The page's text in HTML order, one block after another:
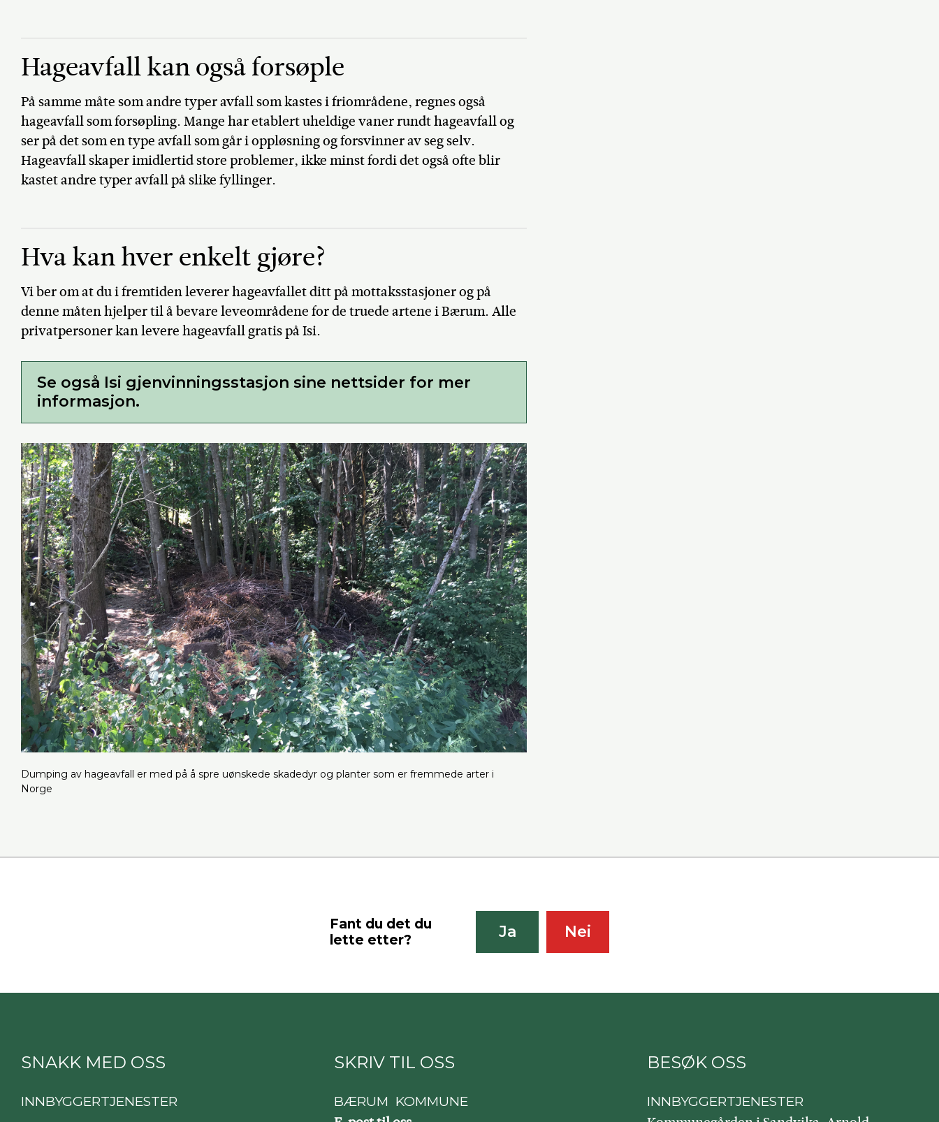
Hageavfall kan også forsøple
På samme måte som andre typer avfall som kastes i friområdene, regnes også
hageavfall som forsøpling. Mange har etablert uheldige vaner rundt hageavfall og
ser på det som en type avfall som går i oppløsning og forsvinner av seg selv.
Hageavfall skaper imidlertid store problemer, ikke minst fordi det også ofte blir
kastet andre typer avfall på slike fyllinger.
Hva kan hver enkelt gjøre?
Vi ber om at du i fremtiden leverer hageavfallet ditt på mottaksstasjoner og på
denne måten hjelper til å bevare leveområdene for de truede artene i Bærum. Alle
privatpersoner kan levere hageavfall gratis på Isi.
Se også Isi gjenvinningsstasjon sine nettsider for mer
informasjon.
Dumping av hageavfall er med på å spre uønskede skadedyr og planter som er fremmede arter i
Norge
Fant du det du
lette etter?
Ja Nei
SNAKK MED OSS
INNBYGGERTJENESTER
SKRIV TIL OSS
BÆRUM KOMMUNE
BESØK OSS
INNBYGGERTJENESTER